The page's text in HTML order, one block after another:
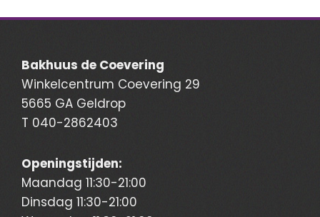
Bakhuus de Coevering
Winkelcentrum Coevering 29
5665 GA Geldrop
T 040-2862403
Openingstijden:
Maandag 11:30-21:00
Dinsdag 11:30-21:00